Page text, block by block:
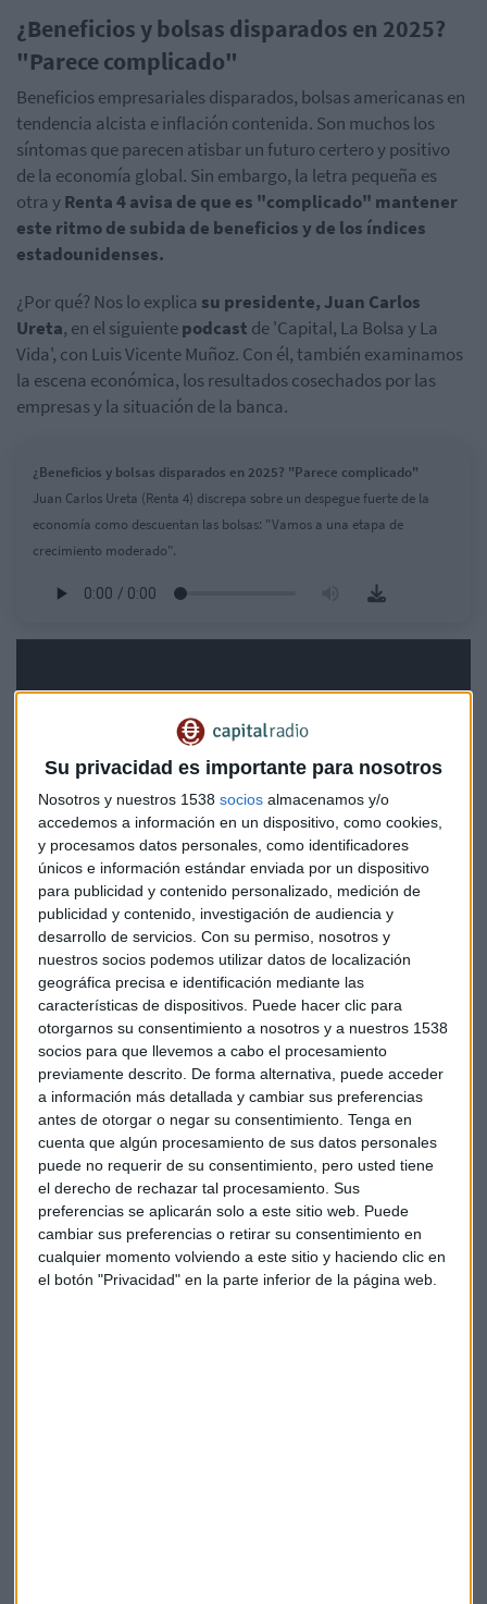
Su privacidad es importante para nosotros
Nosotros y nuestros 1538 socios almacenamos y/o
accedemos a información en un dispositivo, como cookies,
y procesamos datos personales, como identificadores
únicos e información estándar enviada por un dispositivo
para publicidad y contenido personalizado, medición de
publicidad y contenido, investigación de audiencia y
desarrollo de servicios. Con su permiso, nosotros y
nuestros socios podemos utilizar datos de localización
geográfica precisa e identificación mediante las
características de dispositivos. Puede hacer clic para
otorgarnos su consentimiento a nosotros y a nuestros 1538
socios para que llevemos a cabo el procesamiento
previamente descrito. De forma alternativa, puede acceder
a información más detallada y cambiar sus preferencias
antes de otorgar o negar su consentimiento. Tenga en
cuenta que algún procesamiento de sus datos personales
puede no requerir de su consentimiento, pero usted tiene
el derecho de rechazar tal procesamiento. Sus
preferencias se aplicarán solo a este sitio web. Puede
cambiar sus preferencias o retirar su consentimiento en
cualquier momento volviendo a este sitio y haciendo clic en
el botón "Privacidad" en la parte inferior de la página web.
¿Beneficios y bolsas disparados en 2025?
"Parece complicado"
Beneficios empresariales disparados, bolsas americanas en
tendencia alcista e inflación contenida. Son muchos los
síntomas que parecen atisbar un futuro certero y positivo
de la economía global. Sin embargo, la letra pequeña es
otra yRenta 4 avisa de que es "complicado" mantener
este ritmo de subida de beneficios y de los índices
estadounidenses.
¿Por qué? Nos lo explica su presidente, Juan Carlos
Ureta, en el siguientepodcast de 'Capital, La Bolsa y La
Vida', con Luis Vicente Muñoz. Con él, también examinamos
la escena económica, los resultados cosechados por las
empresas y la situación de la banca.
¿Beneficios y bolsas disparados en 2025? "Parece complicado"
Juan Carlos Ureta (Renta 4) discrepa sobre un despegue fuerte de la
economía como descuentan las bolsas: "Vamos a una etapa de
crecimiento moderado".
Quizá te interese también:
Gorigolzarri deja la presidencia de Caixabank
(con 70 años)